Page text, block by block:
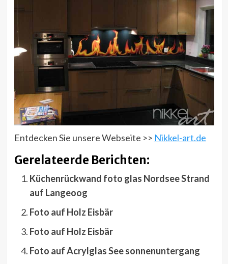
Entdecken Sie unsere Webseite >> Nikkel-art.de
Gerelateerde Berichten:
Küchenrückwand foto glas Nordsee Strand
auf Langeoog
Foto auf Holz Eisbär
Foto auf Holz Eisbär
Foto auf Acrylglas See sonnenuntergang